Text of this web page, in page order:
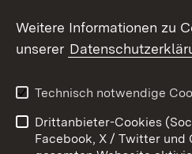
Datenschutz
Impressum
Weitere Informationen zu
unserer
Technisch notwendige
Drittanbieter-Cookies
Facebook, X / Twitter und